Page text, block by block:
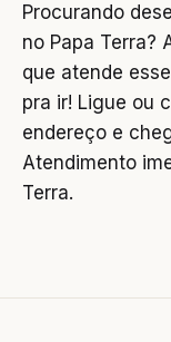
Procurando
no Papa Terra?
que atende
pra ir! Ligue ou
endereço e
Atendimento
Terra.